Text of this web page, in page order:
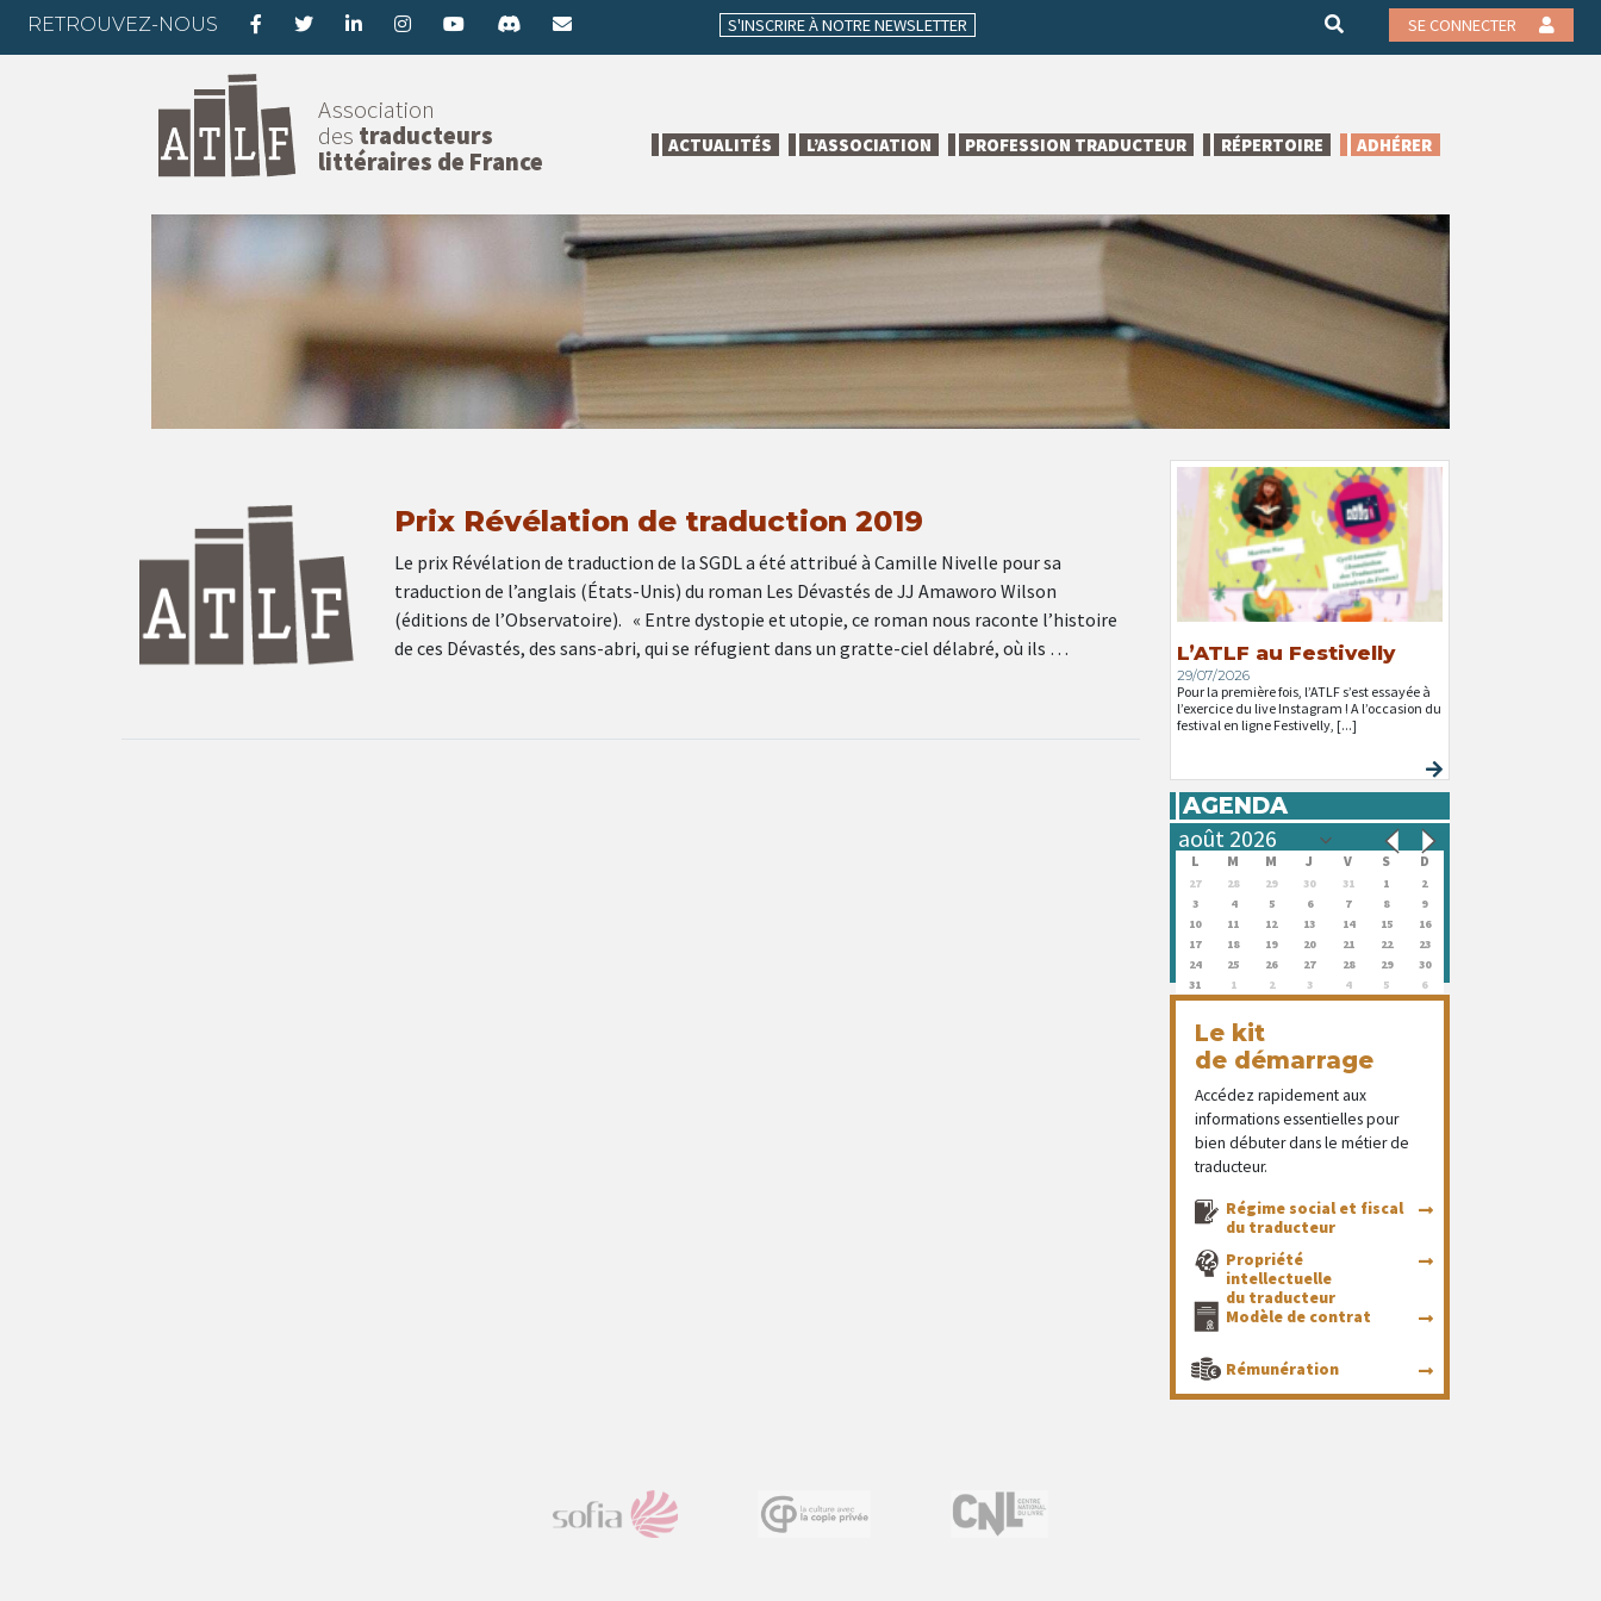
RETROUVEZ-NOUS S'INSCRIRE À NOTRE NEWSLETTER SE CONNECTER
Association
des traducteurs
littéraires de France
ACTUALITÉS L’ASSOCIATION PROFESSION TRADUCTEUR RÉPERTOIRE ADHÉRER
Prix Révélation de traduction 2019
Le prix Révélation de traduction de la SGDL a été attribué à Camille Nivelle pour sa
traduction de l’anglais (États-Unis) du roman Les Dévastés de JJ Amaworo Wilson
(éditions de l’Observatoire). « Entre dystopie et utopie, ce roman nous raconte l’histoire
de ces Dévastés, des sans-abri, qui se réfugient dans un gratte-ciel délabré, où ils …
L’ATLF au Festivelly
29/07/2026
Pour la première fois, l’ATLF s’est essayée à
l’exercice du live Instagram ! A l’occasion du
festival en ligne Festivelly, [...]
AGENDA
L M M J V S D
27 28 29 30 31 1
2
3
4 5 6 7 8
9
10
11 12 13 14 15
16
17
18 19 20 21 22
23
24
25 26 27 28 29
30
31
1 2 3 4 5 6
Le kit
de démarrage
Accédez rapidement aux
informations essentielles pour
bien débuter dans le métier de
traducteur.
Régime social et fiscal
du traducteur
Propriété
intellectuelle
du traducteur
Modèle de contrat
Rémunération